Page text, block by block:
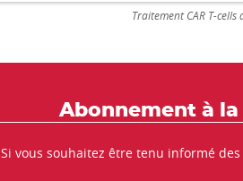
Traitement CAR T-
Abonnement à
Si vous souhaitez être tenu informé